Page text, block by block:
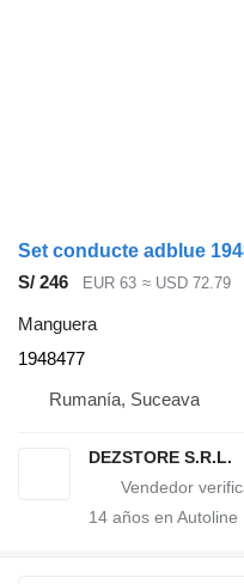
S/ 246 EUR 63 ≈ USD 72.79
Manguera
1948477
Rumanía, Suceava
DEZSTORE S.R.L.
14 años en Autoline